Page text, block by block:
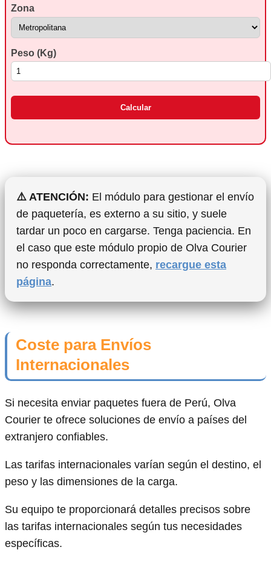
Zona
Peso (Kg)
Calcular
⚠️ ATENCIÓN: El módulo para gestionar el envío
de paquetería, es externo a su sitio, y suele
tardar un poco en cargarse. Tenga paciencia. En
el caso que este módulo propio de Olva Courier
no responda correctamente, recargue esta
página.
Coste para Envíos
Internacionales
Si necesita enviar paquetes fuera de Perú, Olva
Courier te ofrece soluciones de envío a países del
extranjero confiables.
Las tarifas internacionales varían según el destino, el
peso y las dimensiones de la carga.
Su equipo te proporcionará detalles precisos sobre
las tarifas internacionales según tus necesidades
específicas.